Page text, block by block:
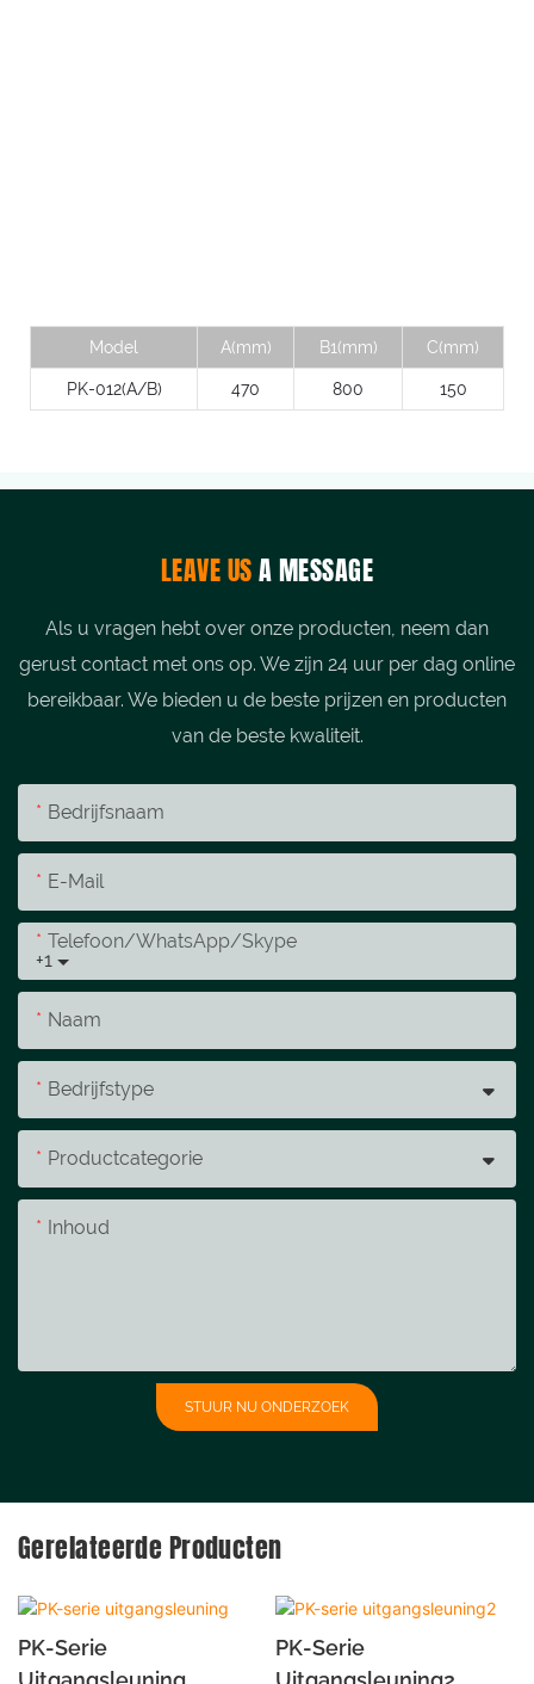
Model A(mm) B1(mm) C(mm)
PK-012(A/B) 470 800 150
LEAVE USA MESSAGE
Als u vragen hebt over onze producten, neem dan
gerust contact met ons op. We zijn 24 uur per dag online
bereikbaar. We bieden u de beste prijzen en producten
van de beste kwaliteit.
Bedrijfsnaam
E-Mail
+1
Telefoon/WhatsApp/Skype
Naam
Bedrijfstype
Productcategorie
Inhoud
STUUR NU ONDERZOEK
Gerelateerde Producten
PK-Serie
PK-Serie